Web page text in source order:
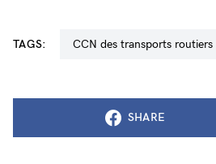
TAGS: CCN des transports routiers
SHARE